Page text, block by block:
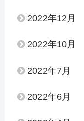
2022年12月
2022年10月
2022年7月
2022年6月